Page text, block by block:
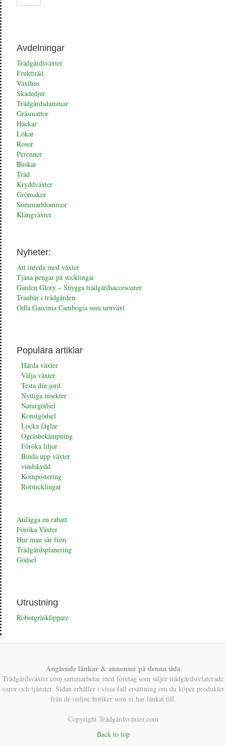
Avdelningar
Trädgårdsväxter
Fruktträd
Växthus
Skadedjur
Trädgårdsdammar
Gräsmattor
Häckar
Lökar
Rosor
Perenner
Buskar
Träd
Kryddväxter
Grönsaker
Sommarblommor
Klängväxter
Nyheter:
Att inreda med växter
Tjäna pengar på sticklingar
Garden Glory – Snygga trädgårdsaccesoarer
Tranbär i trädgården
Odla Garcinia Cambogia som urnväxt
Populära artiklar
Härda växter
Välja växter
Testa din jord
Nyttiga insekter
Naturgödsel
Konstgödsel
Locka fåglar
Ogräsbekämpning
Föröka liljor
Binda upp växter
vindskydd
Kompostering
Rotsticklingar
Anlägga en rabatt
Föröka Växter
Hur man sår frön
Trädgårdsplanering
Gödsel
Utrustning
Robotgräsklippare
Angående länkar & annonser på denna sida
Trädgårdsväxter.com sammarbetar med företag som säljer trädgårdsrelaterade
varor och tjänster. Sidan erhåller i vissa fall ersättning om du köper produkter
från de online butiker som vi har länkat till.
Copyright Trädgårdsväxter.com
Back to top